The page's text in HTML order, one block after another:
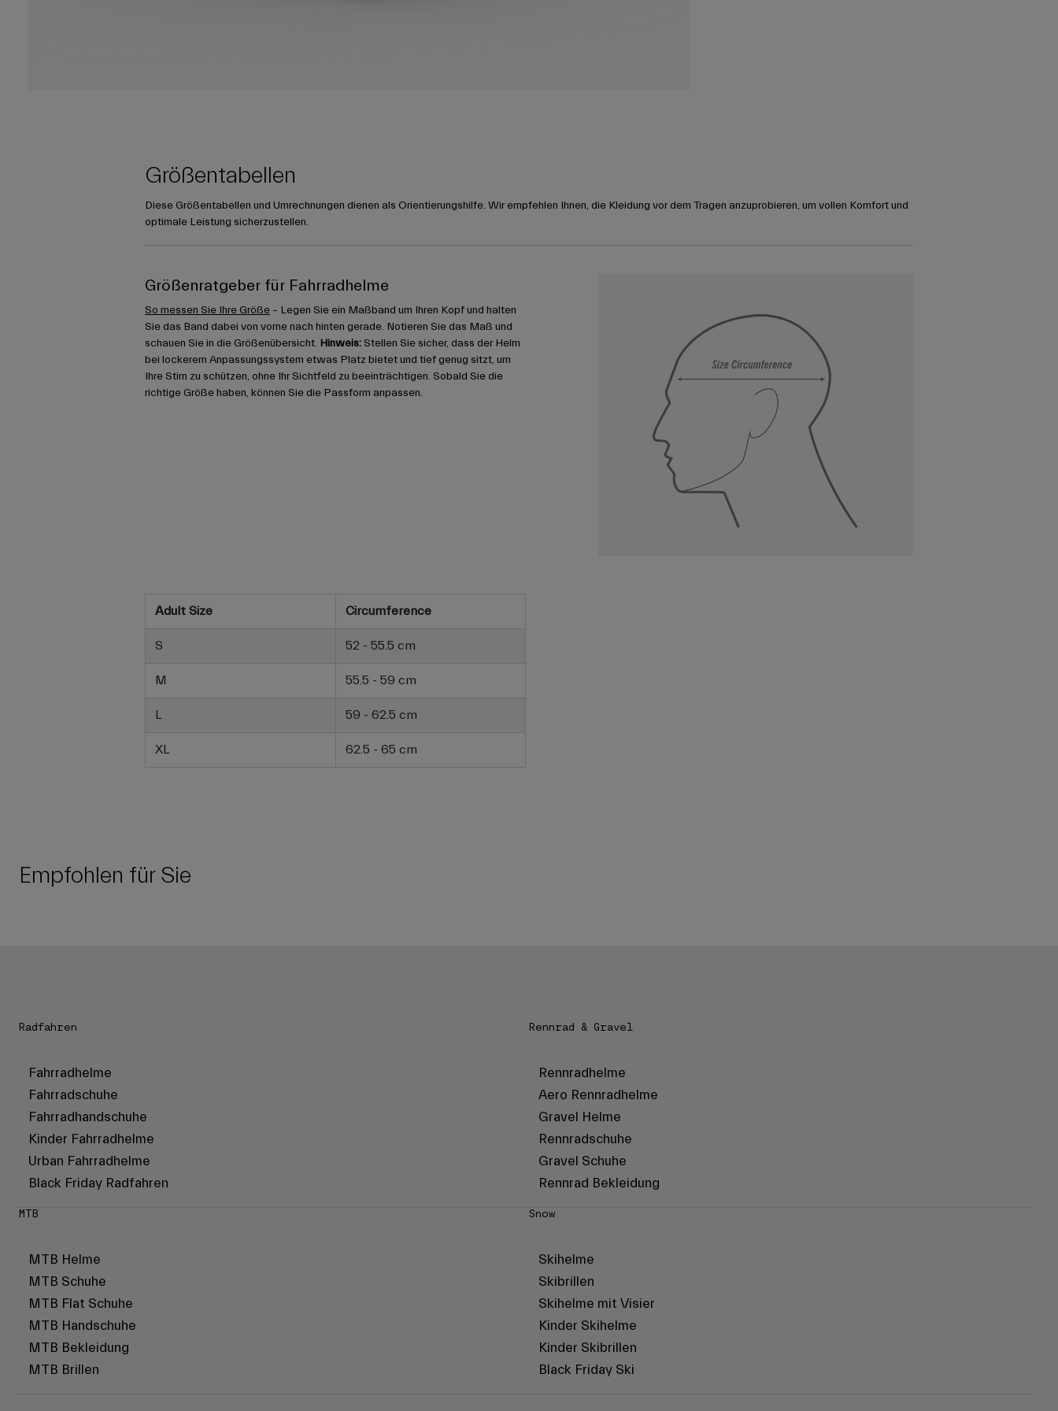
Größentabellen
Diese Größentabellen und Umrechnungen dienen als Orientierungshilfe. Wir empfehlen Ihnen, die Kleidung vor dem Tragen anzuprobieren, um vollen Komfort und
optimale Leistung sicherzustellen.
Größenratgeber für Fahrradhelme
So messen Sie Ihre Größe – Legen Sie ein Maßband um Ihren Kopf und halten
Sie das Band dabei von vorne nach hinten gerade. Notieren Sie das Maß und
schauen Sie in die Größenübersicht. Hinweis: Stellen Sie sicher, dass der Helm
bei lockerem Anpassungssystem etwas Platz bietet und tief genug sitzt, um
Ihre Stirn zu schützen, ohne Ihr Sichtfeld zu beeinträchtigen. Sobald Sie die
richtige Größe haben, können Sie die Passform anpassen.
Adult Size Circumference
S 52 - 55.5 cm
M 55.5 - 59 cm
L 59 - 62.5 cm
XL 62.5 - 65 cm
Empfohlen für Sie
Radfahren
Fahrradhelme
Fahrradschuhe
Fahrradhandschuhe
Kinder Fahrradhelme
Urban Fahrradhelme
Black Friday Radfahren
Rennrad & Gravel
Rennradhelme
Aero Rennradhelme
Gravel Helme
Rennradschuhe
Gravel Schuhe
Rennrad Bekleidung
MTB
MTB Helme
MTB Schuhe
MTB Flat Schuhe
MTB Handschuhe
MTB Bekleidung
MTB Brillen
Snow
Skihelme
Skibrillen
Skihelme mit Visier
Kinder Skihelme
Kinder Skibrillen
Black Friday Ski